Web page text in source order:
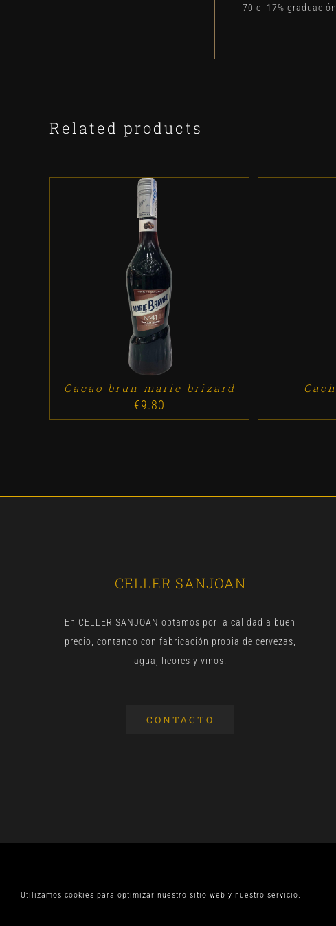
Utilizamos cookies para optimizar nuestro sitio web y nuestro servicio.
70 cl 17% graduación
Related products
ADD TO CART DETALLES
Cacao brun marie brizard
€9.80
ADD TO
CELLER SANJOAN
En CELLER SANJOAN optamos por la calidad a buen
precio, contando con fabricación propia de cervezas,
agua, licores y vinos.
CONTACTO